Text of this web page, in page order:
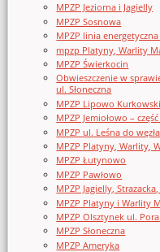
MPZP Jeziorna i Jagielly
MPZP Sosnowa
MPZP linia
mpzp Platyny, Warlity
MPZP Świerkocin
Obwieszczenie w
ul. Słoneczna
MPZP Lipowo
MPZP Jemiołowo – część
MPZP ul. Leśna do
MPZP Platyny, Warlity,
MPZP Łutynowo
MPZP Pawłowo
MPZP Jagielly,
MPZP Platyny i Warlity
MPZP Olsztynek ul.
MPZP Słoneczna
MPZP Ameryka